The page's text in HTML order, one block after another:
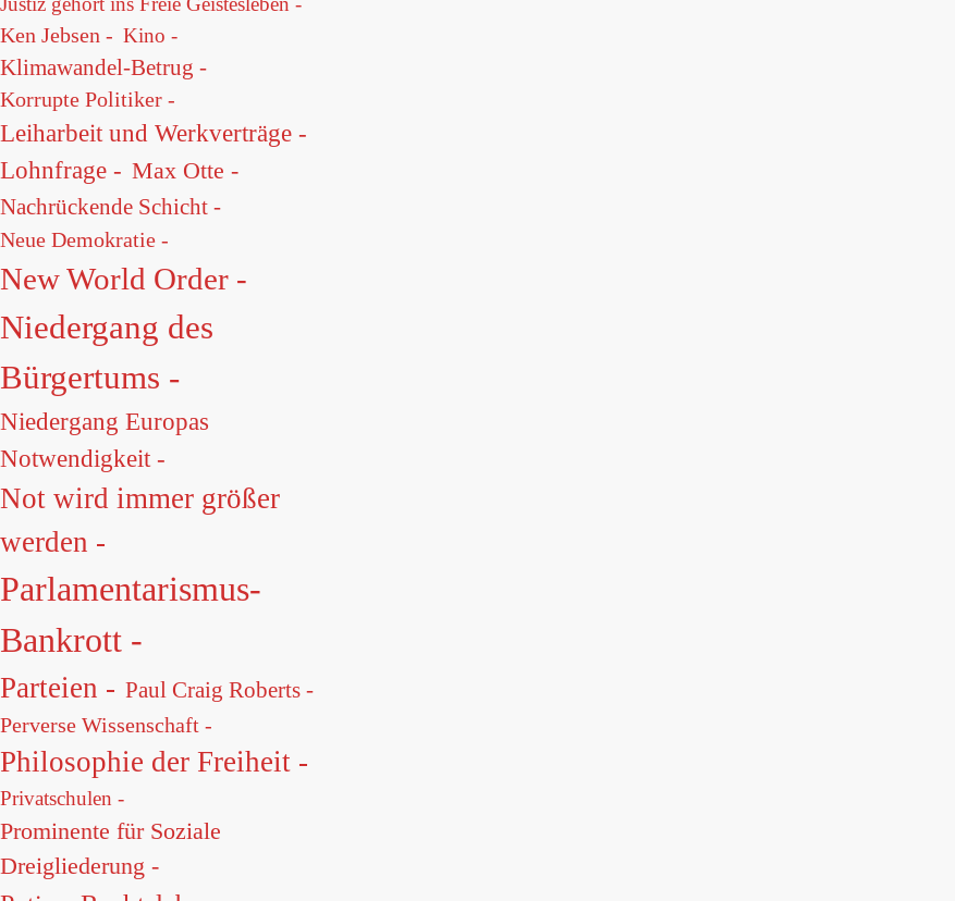
Ken Jebsen - Kino -
Klimawandel-Betrug -
Korrupte Politiker -
Leiharbeit und Werkverträge -
Lohnfrage - Max Otte -
Nachrückende Schicht -
Neue Demokratie -
New World Order -
Niedergang des
Bürgertums -
Niedergang Europas
Notwendigkeit -
Not wird immer größer
werden -
Parlamentarismus-
Bankrott -
Parteien - Paul Craig Roberts -
Perverse Wissenschaft -
Philosophie der Freiheit -
Privatschulen -
Prominente für Soziale
Dreigliederung -